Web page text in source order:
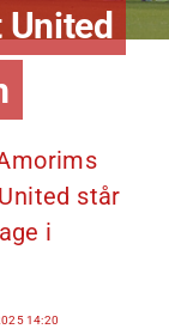
står
i
14:20